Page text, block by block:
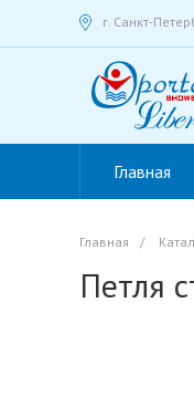
г. Санкт-
Главная
Главная /
Петля